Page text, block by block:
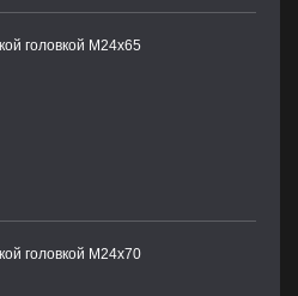
головкой М24х65
головкой М24х70